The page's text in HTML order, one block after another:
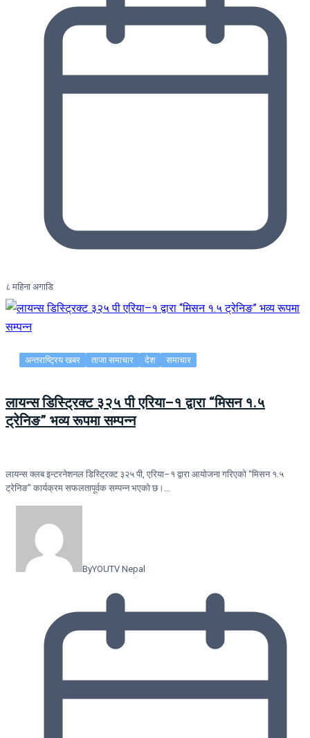
८ महिना अगाडि
अन्तराष्ट्रिय खबर ताजा समाचार देश समाचार
लायन्स डिस्ट्रिक्ट ३२५ पी एरिया–१ द्वारा “मिसन १.५
ट्रेनिङ” भव्य रूपमा सम्पन्न
लायन्स क्लब इन्टरनेशनल डिस्ट्रिक्ट ३२५ पी, एरिया–१ द्वारा आयोजना गरिएको “मिसन १.५
ट्रेनिङ” कार्यक्रम सफलतापूर्वक सम्पन्न भएको छ।…
ByYOUTV Nepal